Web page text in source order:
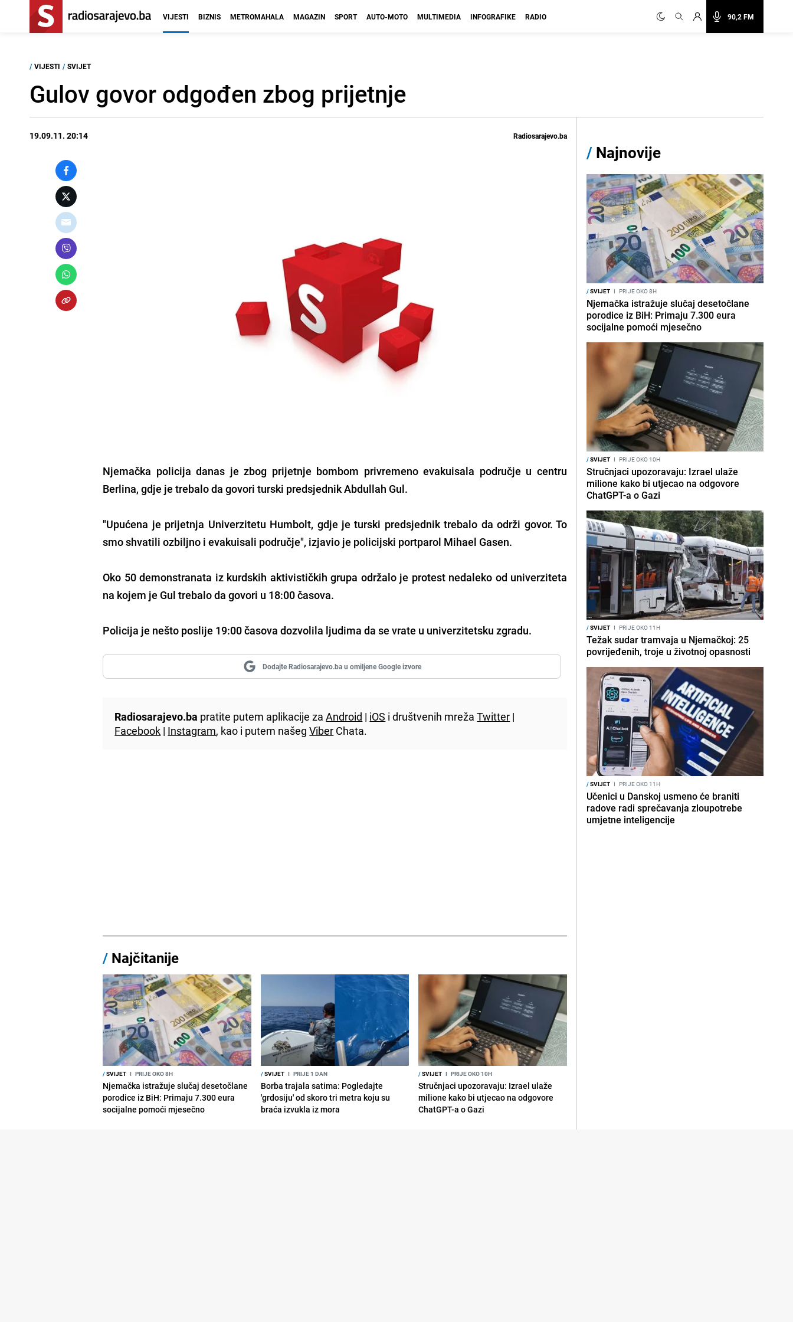
90,2 FM
VIJESTI BIZNIS METROMAHALA MAGAZIN SPORT AUTO-MOTO MULTIMEDIA INFOGRAFIKE RADIO
/ VIJESTI / SVIJET
Gulov govor odgođen zbog prijetnje
19.09.11. 20:14 Radiosarajevo.ba
Njemačka policija danas je zbog prijetnje bombom privremeno evakuisala područje u centru
Berlina, gdje je trebalo da govori turski predsjednik Abdullah Gul.
"Upućena je prijetnja Univerzitetu Humbolt, gdje je turski predsjednik trebalo da održi govor. To
smo shvatili ozbiljno i evakuisali područje", izjavio je policijski portparol Mihael Gasen.
Oko 50 demonstranata iz kurdskih aktivističkih grupa održalo je protest nedaleko od univerziteta
na kojem je Gul trebalo da govori u 18:00 časova.
Policija je nešto poslije 19:00 časova dozvolila ljudima da se vrate u univerzitetsku zgradu.
Dodajte Radiosarajevo.ba u omiljene Google izvore
Radiosarajevo.ba pratite putem aplikacije zaAndroid | iOS i društvenih mrežaTwitter |
Facebook | Instagram, kao i putem našegViber Chata.
/ Najčitanije
/SVIJET I PRIJE OKO 8H
Njemačka istražuje slučaj desetočlane
porodice iz BiH: Primaju 7.300 eura
socijalne pomoći mjesečno
/SVIJET I PRIJE 1 DAN
Borba trajala satima: Pogledajte
'grdosiju' od skoro tri metra koju su
braća izvukla iz mora
/SVIJET I PRIJE OKO 10H
Stručnjaci upozoravaju: Izrael ulaže
milione kako bi utjecao na odgovore
ChatGPT-a o Gazi
/ Najnovije
/SVIJET I PRIJE OKO 8H
Njemačka istražuje slučaj desetočlane
porodice iz BiH: Primaju 7.300 eura
socijalne pomoći mjesečno
/SVIJET I PRIJE OKO 10H
Stručnjaci upozoravaju: Izrael ulaže
milione kako bi utjecao na odgovore
ChatGPT-a o Gazi
/SVIJET I PRIJE OKO 11H
Težak sudar tramvaja u Njemačkoj: 25
povrijeđenih, troje u životnoj opasnosti
/SVIJET I PRIJE OKO 11H
Učenici u Danskoj usmeno će braniti
radove radi sprečavanja zloupotrebe
umjetne inteligencije